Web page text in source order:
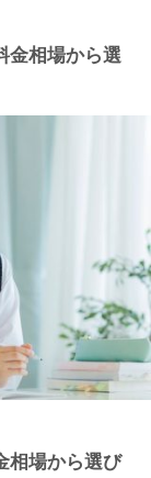
金相場から選
相場から選び